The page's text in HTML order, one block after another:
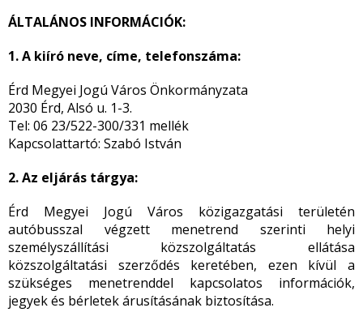
ÁLTALÁNOS INFORMÁCIÓK:
1. A kiíró neve, címe, telefonszáma:
Érd Megyei Jogú Város Önkormányzata
2030 Érd, Alsó u. 1-3.
Tel: 06 23/522-300/331 mellék
Kapcsolattartó: Szabó István
2. Az eljárás tárgya:
Érd Megyei Jogú Város közigazgatási területén
autóbusszal végzett menetrend szerinti helyi
személyszállítási közszolgáltatás ellátása
közszolgáltatási szerződés keretében, ezen kívül a
szükséges menetrenddel kapcsolatos információk,
jegyek és bérletek árusításának biztosítása.